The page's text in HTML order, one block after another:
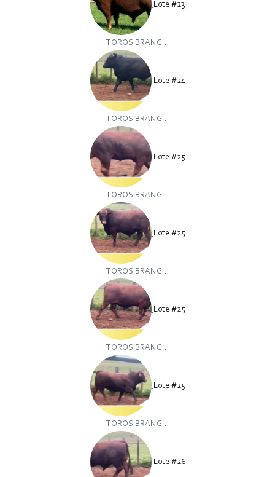
Lote #23
TOROS BRANG...
Lote #24
TOROS BRANG...
Lote #25
TOROS BRANG...
Lote #25
TOROS BRANG...
Lote #25
TOROS BRANG...
Lote #25
TOROS BRANG...
Lote #26